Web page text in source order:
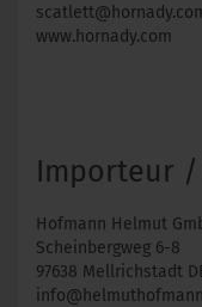
www.hornady.com
Importeur /
Hofmann Helmut
Scheinbergweg 6-8
97638 Mellrichstadt